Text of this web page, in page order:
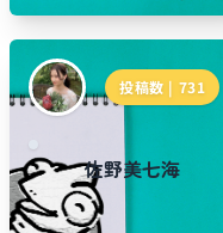
投稿数 | 731
佐野美七海